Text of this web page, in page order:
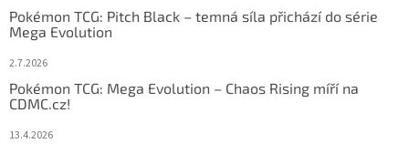
Pokémon TCG: Pitch Black – temná síla přichází do série
Mega Evolution
2.7.2026
Pokémon TCG: Mega Evolution – Chaos Rising míří na
CDMC.cz!
13.4.2026